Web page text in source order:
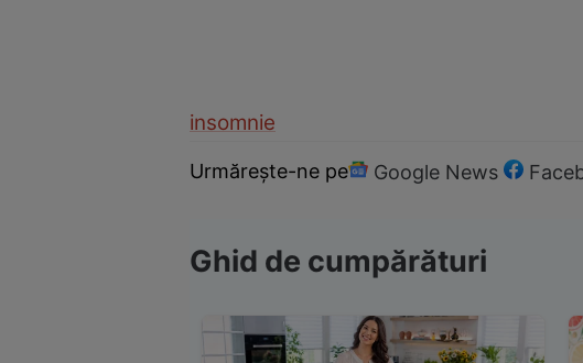
insomnie
Urmărește-ne pe Google News
Ghid de cumpărături